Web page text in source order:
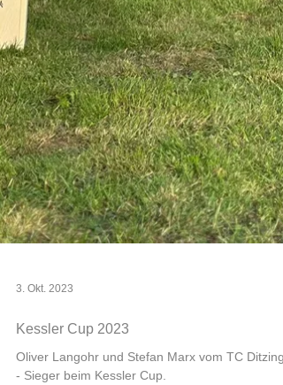
3. Okt. 2023
Kessler Cup 2023